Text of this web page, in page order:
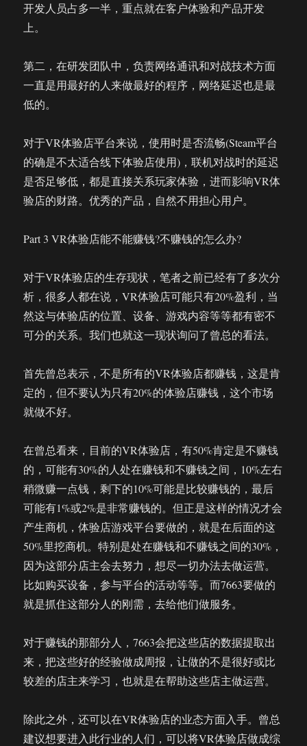
开发人员占多一半，重点就在客户体验和产品开发
上。
第二，在研发团队中，负责网络通讯和对战技术方面
一直是用最好的人来做最好的程序，网络延迟也是最
低的。
对于VR体验店平台来说，使用时是否流畅(Steam平台
的确是不太适合线下体验店使用)，联机对战时的延迟
是否足够低，都是直接关系玩家体验，进而影响VR体
验店的财路。优秀的产品，自然不用担心用户。
Part 3 VR体验店能不能赚钱?不赚钱的怎么办?
对于VR体验店的生存现状，笔者之前已经有了多次分
析，很多人都在说，VR体验店可能只有20%盈利，当
然这与体验店的位置、设备、游戏内容等等都有密不
可分的关系。我们也就这一现状询问了曾总的看法。
首先曾总表示，不是所有的VR体验店都赚钱，这是肯
定的，但不要认为只有20%的体验店赚钱，这个市场
就做不好。
在曾总看来，目前的VR体验店，有50%肯定是不赚钱
的，可能有30%的人处在赚钱和不赚钱之间，10%左右
稍微赚一点钱，剩下的10%可能是比较赚钱的，最后
可能有1%或2%是非常赚钱的。但正是这样的情况才会
产生商机，体验店游戏平台要做的，就是在后面的这
50%里挖商机。特别是处在赚钱和不赚钱之间的30%，
因为这部分店主会去努力，想尽一切办法去做运营。
比如购买设备，参与平台的活动等等。而7663要做的
就是抓住这部分人的刚需，去给他们做服务。
对于赚钱的那部分人，7663会把这些店的数据提取出
来，把这些好的经验做成周报，让做的不是很好或比
较差的店主来学习，也就是在帮助这些店主做运营。
除此之外，还可以在VR体验店的业态方面入手。曾总
建议想要进入此行业的人们，可以将VR体验店做成综